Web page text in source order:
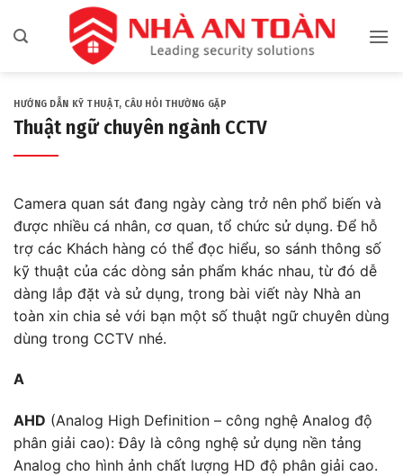
qua
HƯỚNG DẪN KỸ THUẬT, CÂU HỎI THƯỜNG GẶP
Thuật ngữ chuyên ngành CCTV
Camera quan sát đang ngày càng trở nên phổ biến và
được nhiều cá nhân, cơ quan, tổ chức sử dụng. Để hỗ
trợ các Khách hàng có thể đọc hiểu, so sánh thông số
kỹ thuật của các dòng sản phẩm khác nhau, từ đó dễ
dàng lắp đặt và sử dụng, trong bài viết này Nhà an
toàn xin chia sẻ với bạn một số thuật ngữ chuyên dùng
dùng trong CCTV nhé.
A
AHD (Analog High Definition – công nghệ Analog độ
phân giải cao): Đây là công nghệ sử dụng nền tảng
Analog cho hình ảnh chất lượng HD độ phân giải cao.